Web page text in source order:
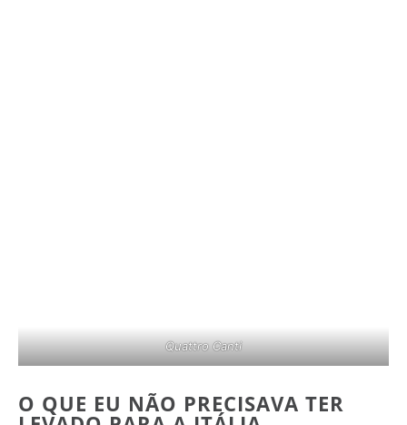
Quattro Canti
O QUE EU NÃO PRECISAVA TER